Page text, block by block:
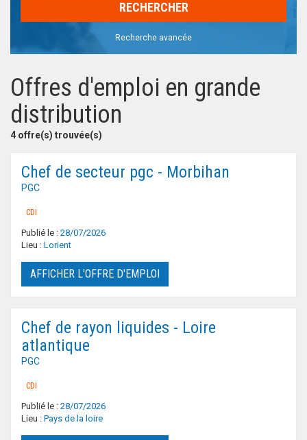
Recherche avancée
Offres d'emploi en grande
distribution
4 offre(s) trouvée(s)
Chef de secteur pgc - Morbihan
PGC
CDI
Publié le : 28/07/2026
Lieu : Lorient
AFFICHER L'OFFRE D'EMPLOI
Chef de rayon liquides - Loire
atlantique
PGC
CDI
Publié le : 28/07/2026
Lieu : Pays de la loire